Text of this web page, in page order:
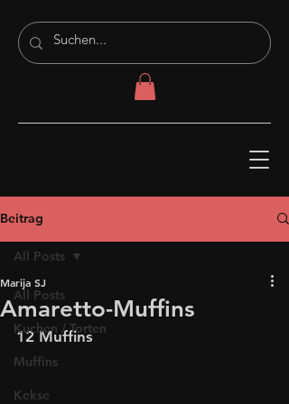
Beitrag
All Posts
Kuchen / Torten
Muffins
Kekse
All Posts
Amaretto-Muffins
Marija SJ
12 Muffins